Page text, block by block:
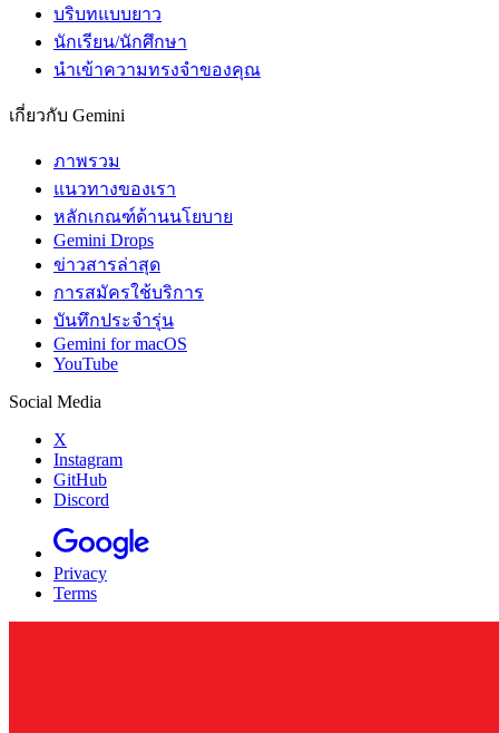
บริบทแบบยาว
นักเรียน/นักศึกษา
นำเข้าความทรงจำของคุณ
เกี่ยวกับ Gemini
ภาพรวม
แนวทางของเรา
หลักเกณฑ์ด้านนโยบาย
Gemini Drops
ข่าวสารล่าสุด
การสมัครใช้บริการ
บันทึกประจำรุ่น
Gemini for macOS
YouTube
Social Media
X
Instagram
GitHub
Discord
Privacy
Terms